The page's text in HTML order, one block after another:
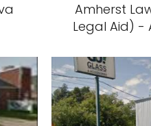
Amherst
Legal Aid) -